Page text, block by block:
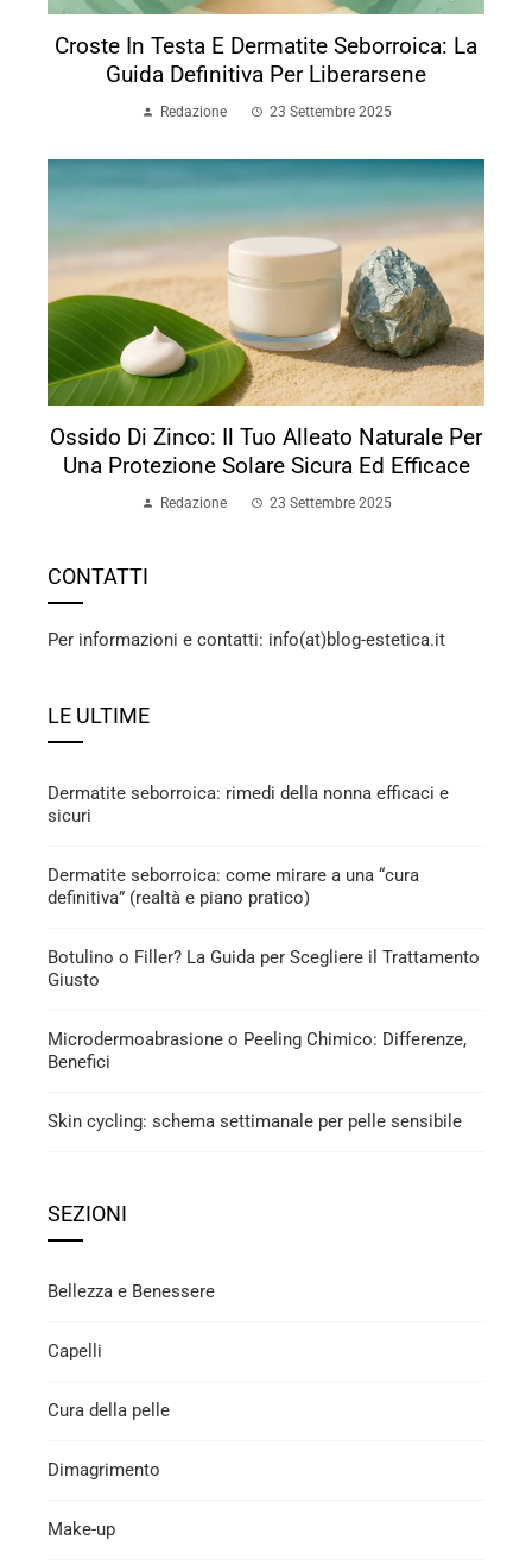
Croste In Testa E Dermatite Seborroica: La
Guida Definitiva Per Liberarsene
Redazione 23 Settembre 2025
Ossido Di Zinco: Il Tuo Alleato Naturale Per
Una Protezione Solare Sicura Ed Efficace
Redazione 23 Settembre 2025
CONTATTI
Per informazioni e contatti: info(at)blog-estetica.it
LE ULTIME
Dermatite seborroica: rimedi della nonna efficaci e
sicuri
Dermatite seborroica: come mirare a una “cura
definitiva” (realtà e piano pratico)
Botulino o Filler? La Guida per Scegliere il Trattamento
Giusto
Microdermoabrasione o Peeling Chimico: Differenze,
Benefici
Skin cycling: schema settimanale per pelle sensibile
SEZIONI
Bellezza e Benessere
Capelli
Cura della pelle
Dimagrimento
Make-up